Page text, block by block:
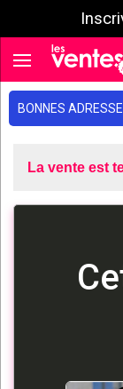
Toggle navigation
BONNES
La vente est